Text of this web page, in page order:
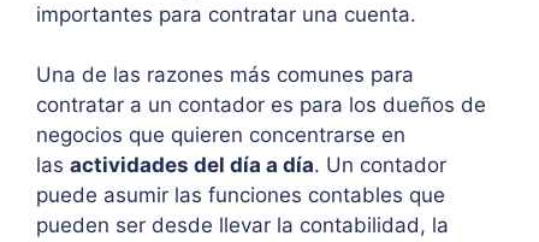
importantes para contratar una cuenta.
Una de las razones más comunes para
contratar a un contador es para los dueños de
negocios que quieren concentrarse en
las actividades del día a día. Un contador
puede asumir las funciones contables que
pueden ser desde llevar la contabilidad, la